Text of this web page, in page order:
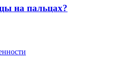
на пальцах?